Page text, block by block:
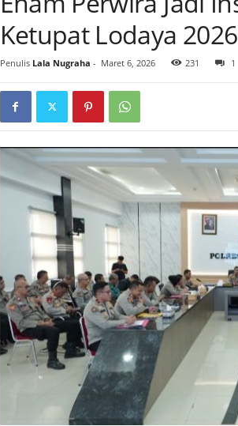
Ketupat Lodaya
Penulis Lala Nugraha - Maret 6, 2026 231 1